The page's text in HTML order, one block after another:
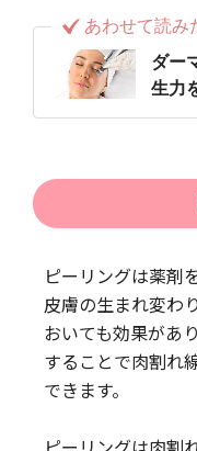
あわせて読み
ダー
生力
を改
ピーリングは薬剤
皮膚の生まれ変わ
おいても効果があ
することで肉割れ
できます。